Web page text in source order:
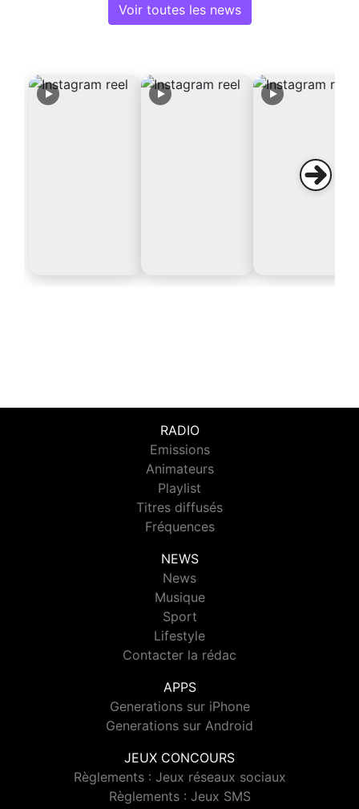
Voir toutes les news
RADIO
Emissions
Animateurs
Playlist
Titres diffusés
Fréquences
NEWS
News
Musique
Sport
Lifestyle
Contacter la rédac
APPS
Generations sur iPhone
Generations sur Android
JEUX CONCOURS
Règlements : Jeux réseaux sociaux
Règlements : Jeux SMS